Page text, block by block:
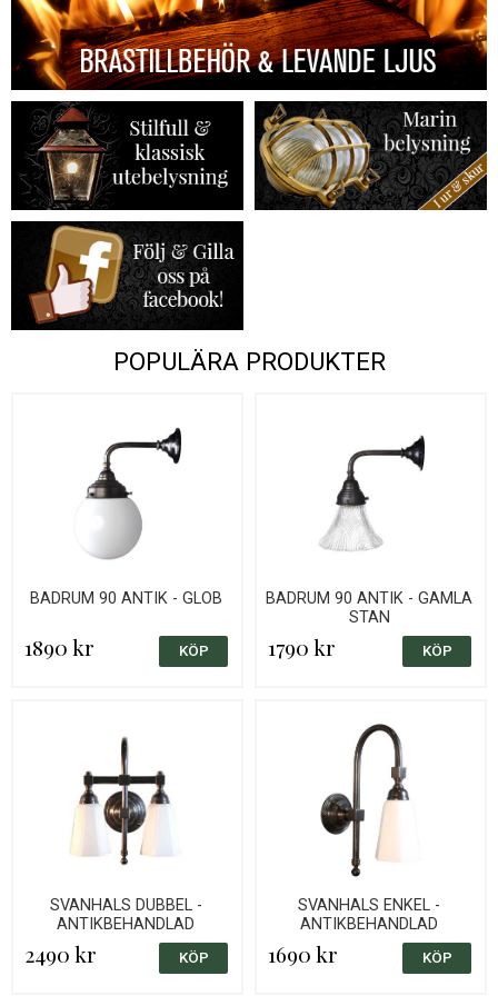
POPULÄRA PRODUKTER
BADRUM 90 ANTIK - GLOB
1890 kr
BADRUM 90 ANTIK - GAMLA
STAN
1790 kr
SVANHALS DUBBEL -
ANTIKBEHANDLAD
2490 kr
SVANHALS ENKEL -
ANTIKBEHANDLAD
1690 kr